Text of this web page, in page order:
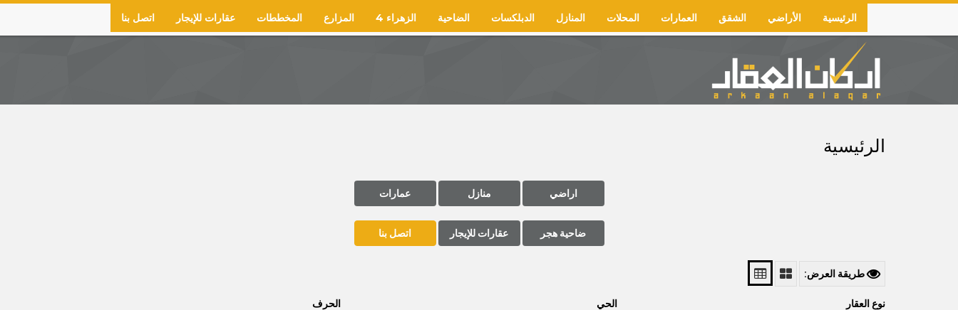
Skip
main
Main
navigation
اتصل بنا عقارات للإيجار المخططات المزارع الزهراء 4 الضاحية الدبلكسات المنازل المحلات العمارات الشقق الأراضي الرئيسية
الرئيسية
اراضي منازل عمارات
ضاحية هجر عقارات للإيجار اتصل بنا
طريقة العرض:
نوع العقار الحي الحرف